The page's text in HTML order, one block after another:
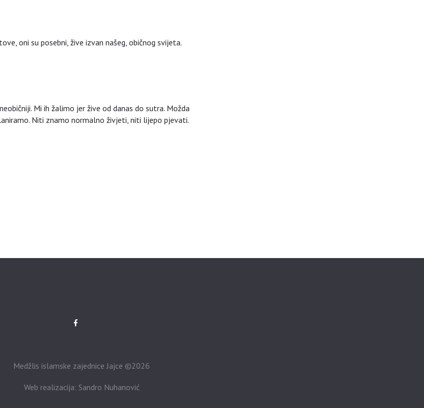
oni su posebni, žive izvan našeg, običnog svijeta.
Mi ih žalimo jer žive od danas do sutra. Možda
Niti znamo normalno živjeti, niti lijepo pjevati.
Medžlis islamske zajednice Jajce ©2026
Web realizacija: Sandro Nuhanović